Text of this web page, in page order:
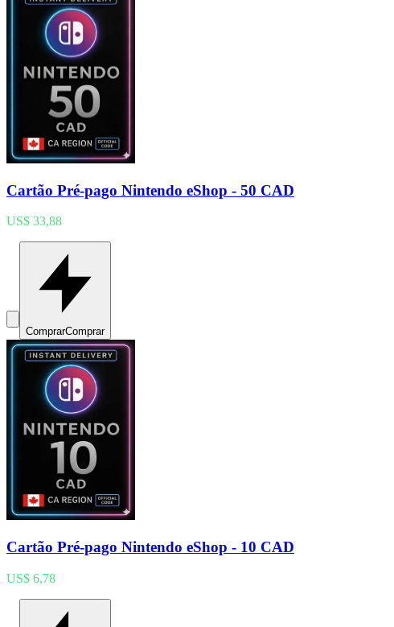
Cartão Pré-pago Nintendo eShop - 50 CAD
US$ 33,88
ComprarComprar
Cartão Pré-pago Nintendo eShop - 10 CAD
US$ 6,78